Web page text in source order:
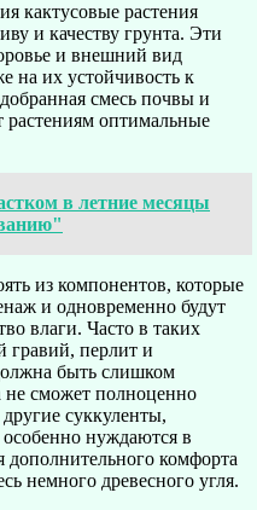
кактусовые растения
и качеству грунта. Эти
и внешний вид
на их устойчивость к
смесь почвы и
растениям оптимальные
в летние месяцы
из компонентов, которые
и одновременно будут
влаги. Часто в таких
гравий, перлит и
быть слишком
не сможет полноценно
суккуленты,
особенно нуждаются в
комфорта
немного древесного угля.